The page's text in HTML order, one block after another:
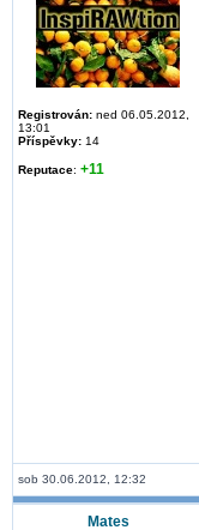
Registrován: ned 06.05.2012,
13:01
Příspěvky: 14
Reputace: +11
sob 30.06.2012, 12:32
Mates